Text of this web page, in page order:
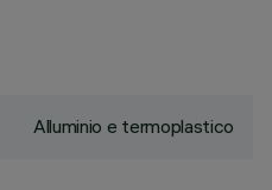
Alluminio e termoplastico